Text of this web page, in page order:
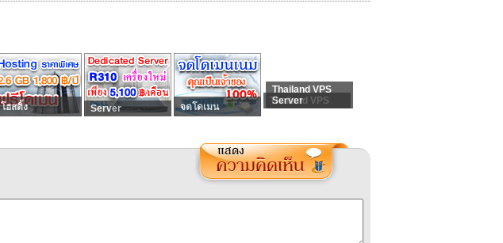
โฮสติ้ง Server จดโดเมน
Thailand VPS
Thailand VPS
Server